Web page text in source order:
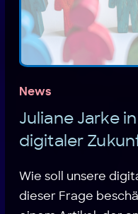
News
Juliane Jarke
digitaler
Wie soll unsere
dieser Frage